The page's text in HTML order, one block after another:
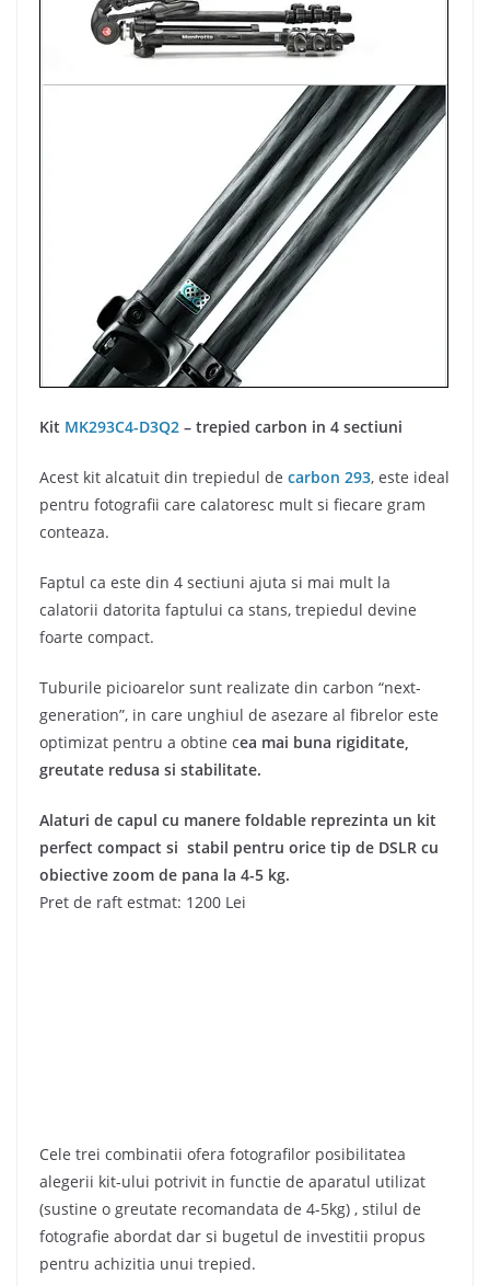
Kit MK293C4-D3Q2 – trepied carbon in 4 sectiuni
Acest kit alcatuit din trepiedul de carbon 293, este ideal
pentru fotografii care calatoresc mult si fiecare gram
conteaza.
Faptul ca este din 4 sectiuni ajuta si mai mult la
calatorii datorita faptului ca stans, trepiedul devine
foarte compact.
Tuburile picioarelor sunt realizate din carbon “next-
generation”, in care unghiul de asezare al fibrelor este
optimizat pentru a obtine cea mai buna rigiditate,
greutate redusa si stabilitate.
Alaturi de capul cu manere foldable reprezinta un kit
perfect compact si stabil pentru orice tip de DSLR cu
obiective zoom de pana la 4-5 kg.
Pret de raft estmat: 1200 Lei
Cele trei combinatii ofera fotografilor posibilitatea
alegerii kit-ului potrivit in functie de aparatul utilizat
(sustine o greutate recomandata de 4-5kg) , stilul de
fotografie abordat dar si bugetul de investitii propus
pentru achizitia unui trepied.